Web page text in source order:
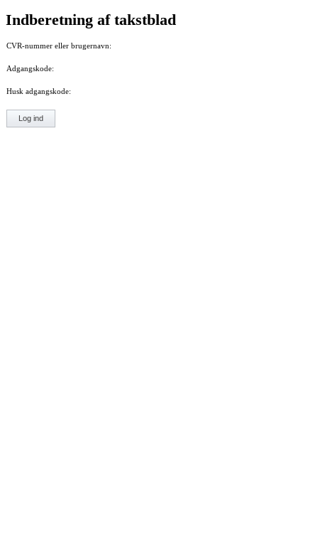
Indberetning af takstblad
CVR-nummer eller brugernavn:
Adgangskode:
Husk adgangskode:
Log ind